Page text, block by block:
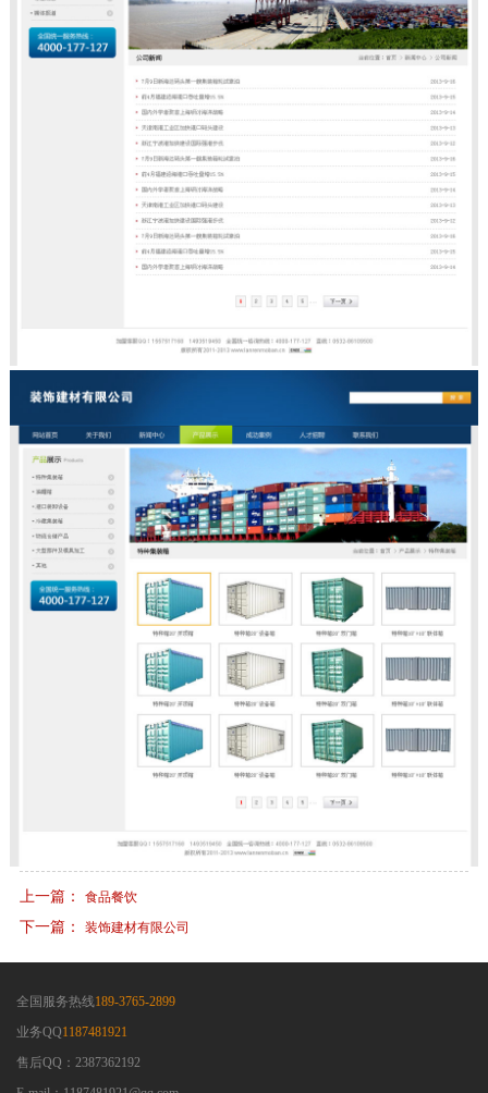
上一篇： 食品餐饮
下一篇： 装饰建材有限公司
全国服务热线189-3765-2899
业务QQ1187481921
售后QQ：2387362192